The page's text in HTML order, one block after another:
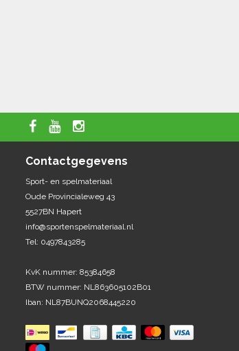
Contactgegevens
Sport- en spelmateriaal
Oude Provincialeweg 43
5527BN Hapert
info@sportenspelmateriaal.nl
Tel: 0497843285
KvK nummer: 85384658
BTW nummer: NL863605102B01
Iban: NL87BUNQ2068445220